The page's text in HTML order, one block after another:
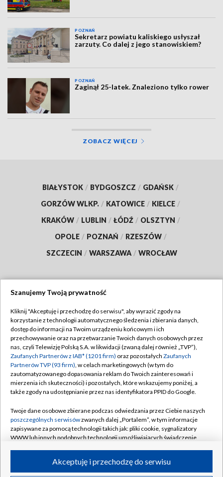
POZNAŃ
Sekretarz powiatu kaliskiego usłyszał
zarzuty. Co dalej z jego stanowiskiem?
POZNAŃ
Zaginął 25-latek. Znaleziono tylko rower
ZOBACZ WIĘCEJ
BIAŁYSTOK / BYDGOSZCZ / GDAŃSK /
GORZÓW WLKP. / KATOWICE / KIELCE /
KRAKÓW / LUBLIN / ŁÓDŹ / OLSZTYN /
OPOLE / POZNAŃ / RZESZÓW /
SZCZECIN / WARSZAWA / WROCŁAW
TVP
Abonament TVP
Emisja w TVP
Centrum informacji TVP
Naziemna Telewizja Cyfrowa
Rada Programowa
System NOS
Informacje o nadawcy
Program dla prasy
Regulamin TVP
Polityka prywatności
Moje zgody
Pomoc
Kontakt
Kanały
Szanujemy Twoją prywatność
Kliknij "Akceptuję i przechodzę do serwisu", aby wyrazić zgody na
korzystanie z technologii automatycznego śledzenia i zbierania danych,
dostęp do informacji na Twoim urządzeniu końcowym i ich
przechowywanie oraz na przetwarzanie Twoich danych osobowych przez
nas, czyli Telewizję Polską S.A. w likwidacji (zwaną dalej również „TVP”),
Zaufanych Partnerów z IAB* (1201 firm) oraz pozostałych Zaufanych
Partnerów TVP (93 firm), w celach marketingowych (w tym do
zautomatyzowanego dopasowania reklam do Twoich zainteresowań i
mierzenia ich skuteczności) i pozostałych, które wskazujemy poniżej, a
także zgody na udostępnianie przez nas identyfikatora PPID do Google.
Twoje dane osobowe zbierane podczas odwiedzania przez Ciebie naszych
poszczególnych serwisówzwanych dalej „Portalem”, w tym informacje
zapisywane za pomocą technologii takich jak: pliki cookie, sygnalizatory
WWW lub innych podobnych technologii umożliwiających świadczenie
ruchu w Internecie.Akceptuję i przechodzę do serwisu